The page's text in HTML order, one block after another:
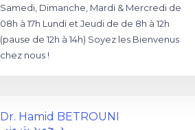
Samedi, Dimanche, Mardi & Mercredi de
08h à 17h Lundi et Jeudi de de 8h à 12h
(pause de 12h à 14h) Soyez les Bienvenus
chez nous !
Dr. Hamid BETROUNI